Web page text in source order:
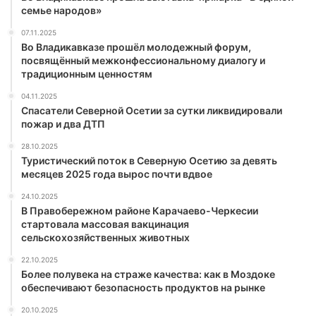
семье народов»
07.11.2025
Во Владикавказе прошёл молодежный форум,
посвящённый межконфессиональному диалогу и
традиционным ценностям
04.11.2025
Спасатели Северной Осетии за сутки ликвидировали
пожар и два ДТП
28.10.2025
Туристический поток в Северную Осетию за девять
месяцев 2025 года вырос почти вдвое
24.10.2025
В Правобережном районе Карачаево-Черкесии
стартовала массовая вакцинация
сельскохозяйственных животных
22.10.2025
Более полувека на страже качества: как в Моздоке
обеспечивают безопасность продуктов на рынке
20.10.2025